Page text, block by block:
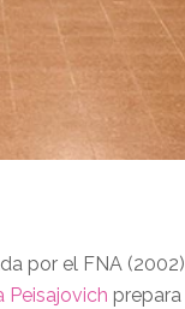
por el FNA
Peisajovich